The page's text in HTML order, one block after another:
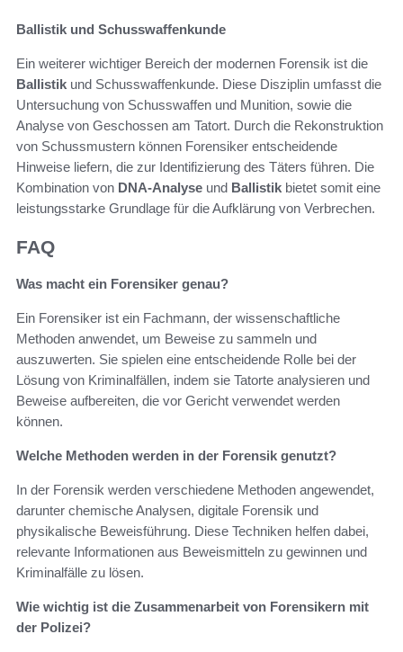
Ballistik und Schusswaffenkunde
Ein weiterer wichtiger Bereich der modernen Forensik ist die
Ballistik und Schusswaffenkunde. Diese Disziplin umfasst die
Untersuchung von Schusswaffen und Munition, sowie die
Analyse von Geschossen am Tatort. Durch die Rekonstruktion
von Schussmustern können Forensiker entscheidende
Hinweise liefern, die zur Identifizierung des Täters führen. Die
Kombination von DNA-Analyse und Ballistik bietet somit eine
leistungsstarke Grundlage für die Aufklärung von Verbrechen.
FAQ
Was macht ein Forensiker genau?
Ein Forensiker ist ein Fachmann, der wissenschaftliche
Methoden anwendet, um Beweise zu sammeln und
auszuwerten. Sie spielen eine entscheidende Rolle bei der
Lösung von Kriminalfällen, indem sie Tatorte analysieren und
Beweise aufbereiten, die vor Gericht verwendet werden
können.
Welche Methoden werden in der Forensik genutzt?
In der Forensik werden verschiedene Methoden angewendet,
darunter chemische Analysen, digitale Forensik und
physikalische Beweisführung. Diese Techniken helfen dabei,
relevante Informationen aus Beweismitteln zu gewinnen und
Kriminalfälle zu lösen.
Wie wichtig ist die Zusammenarbeit von Forensikern mit
der Polizei?